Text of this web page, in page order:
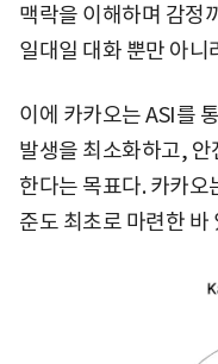
맥락을 이해하며 감정
일대일 대화 뿐만 아니
이에 카카오는 ASI를
발생을 최소화하고,
한다는 목표다. 카카오
준도 최초로 마련한 바